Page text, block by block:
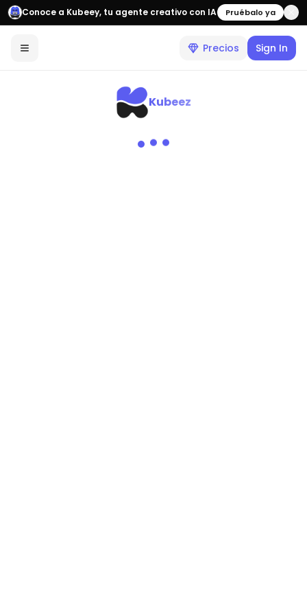
Conoce a Kubeey, tu agente creativo con IA Pruébalo ya
Precios Sign In
Kubeez